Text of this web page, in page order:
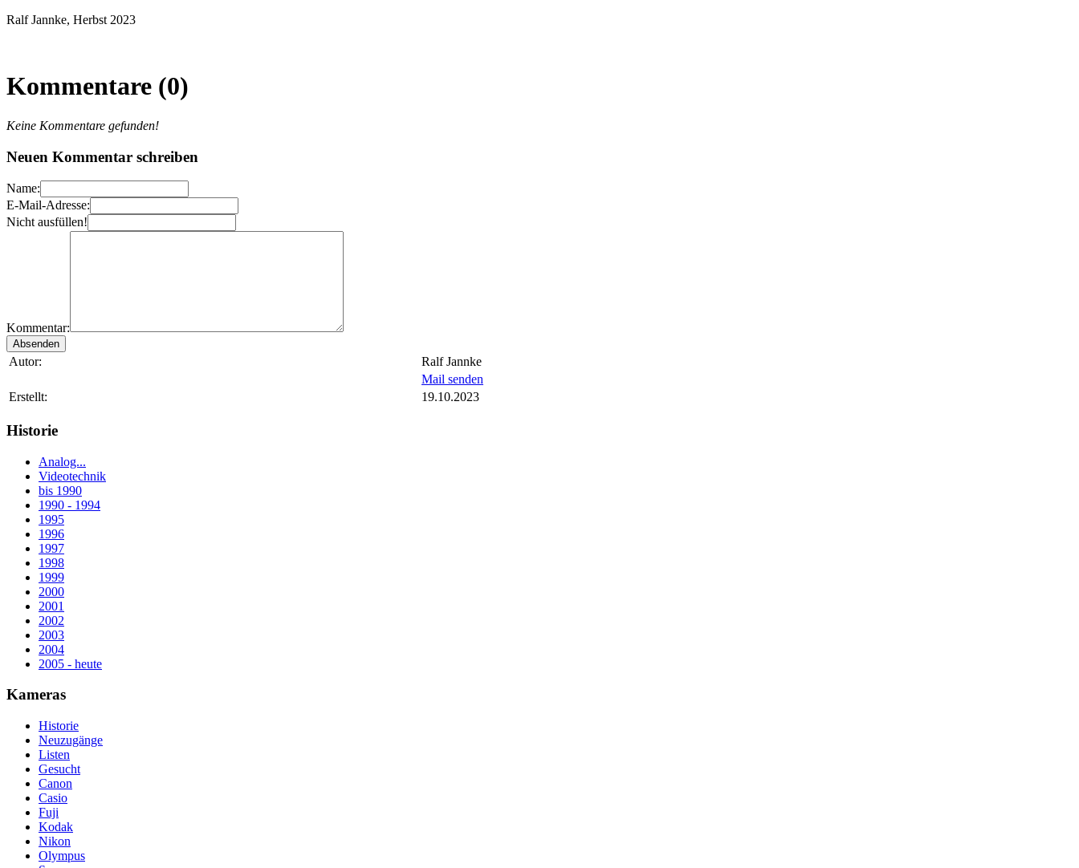
Ralf Jannke, Herbst 2023
Kommentare (0)
Keine Kommentare gefunden!
Neuen Kommentar schreiben
Name:
E-Mail-Adresse:
Nicht ausfüllen!
Kommentar:
Autor:
Ralf Jannke
Mail senden
Erstellt:
19.10.2023
Historie
Analog...
Videotechnik
bis 1990
1990 - 1994
1995
1996
1997
1998
1999
2000
2001
2002
2003
2004
2005 - heute
Kameras
Historie
Neuzugänge
Listen
Gesucht
Canon
Casio
Fuji
Kodak
Nikon
Olympus